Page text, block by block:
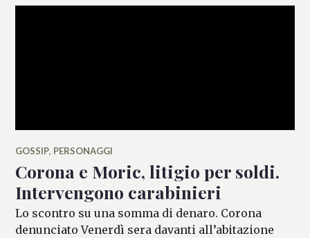
GOSSIP, PERSONAGGI
Corona e Moric, litigio per soldi.
Intervengono carabinieri
Lo scontro su una somma di denaro. Corona
denunciato Venerdì sera davanti all’abitazione